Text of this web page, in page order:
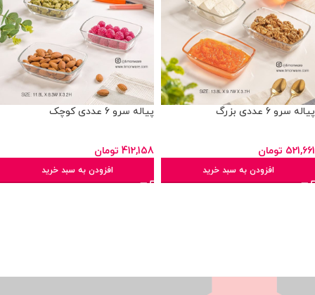
پیاله سرو 6 عددی بزرگ
521,661 تومان
افزودن به سبد خرید
پیاله سرو 6 عددی کوچک
412,158 تومان
افزودن به سبد خرید